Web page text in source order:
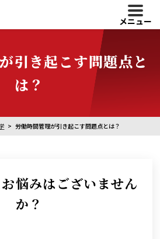
メニュー
引き起こす問題点と
は？
労働時間管理が引き起こす問題点とは？
悩みはございません
か？